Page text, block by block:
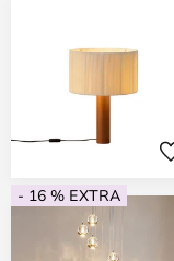
- 16 % EXTRA